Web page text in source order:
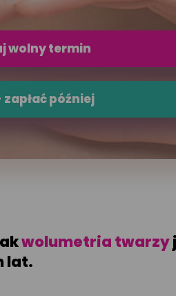
wolny termin
później
wolumetria twarzy
lat.